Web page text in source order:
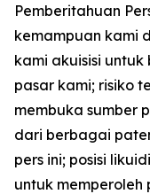
Pemberitahuan
kemampuan kami
kami akuisisi
pasar kami; risiko
membuka sumber
dari berbagai
pers ini; posisi
untuk